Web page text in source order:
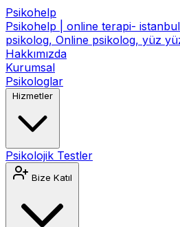
Psikohelp
Psikohelp | online terapi-
psikolog, Online psikolog, yüz
Hakkımızda
Kurumsal
Psikologlar
Hizmetler
Psikolojik Testler
Bize Katıl